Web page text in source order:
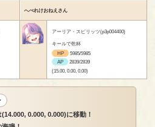
へべれけおねえさん
アーリア・スピリッツ(p3p004400)
キールで乾杯
HP
5985/5985
AP
2839/2839
(15.00, 0.00, 0.00)
0.000, 0.000)に移動！